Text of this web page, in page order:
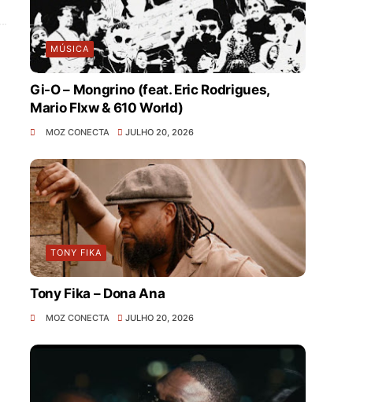
MÚSICA
Gi-O – Mongrino (feat. Eric Rodrigues,
Mario Flxw & 610 World)
MOZ CONECTA JULHO 20, 2026
TONY FIKA
Tony Fika – Dona Ana
MOZ CONECTA JULHO 20, 2026